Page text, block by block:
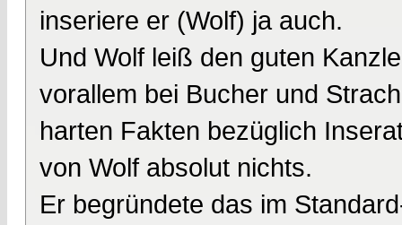
inseriere er (Wolf) ja auch.
Und Wolf leiß den guten
vorallem bei Bucher und
harten Fakten bezüglich
von Wolf absolut nichts.
Er begründete das im